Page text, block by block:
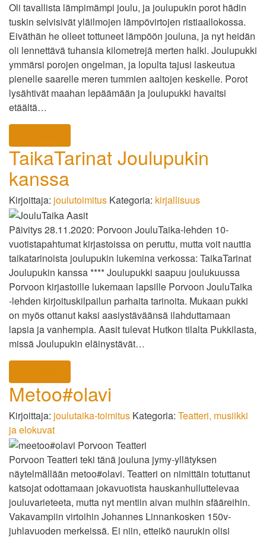
Oli tavallista lämpimämpi joulu, ja joulupukin porot hädin
tuskin selvisivät yläilmojen lämpövirtojen ristiaallokossa.
Eiväthän he olleet tottuneet lämpöön jouluna, ja nyt heidän
oli lennettävä tuhansia kilometrejä merten halki. Joulupukki
ymmärsi porojen ongelman, ja lopulta tajusi laskeutua
pienelle saarelle meren tummien aaltojen keskelle. Porot
lysähtivät maahan lepäämään ja joulupukki havaitsi
etäältä…
TaikaTarinat Joulupukin
kanssa
Kirjoittaja: joulutoimitus Kategoria: kirjallisuus
Päivitys 28.11.2020: Porvoon JouluTaika-lehden 10-
vuotistapahtumat kirjastoissa on peruttu, mutta voit nauttia
taikatarinoista joulupukin lukemina verkossa: TaikaTarinat
Joulupukin kanssa **** Joulupukki saapuu joulukuussa
Porvoon kirjastoille lukemaan lapsille Porvoon JouluTaika
-lehden kirjoituskilpailun parhaita tarinoita. Mukaan pukki
on myös ottanut kaksi aasiystäväänsä ilahduttamaan
lapsia ja vanhempia. Aasit tulevat Hutkon tilalta Pukkilasta,
missä Joulupukin eläinystävät…
Metoo#olavi
Kirjoittaja: joulutaika-toimitus Kategoria: Teatteri, musiikki
ja elokuvat
Porvoon Teatteri teki tänä jouluna jymy-yllätyksen
näytelmällään metoo#olavi. Teatteri on nimittäin totuttanut
katsojat odottamaan jokavuotista hauskanhulluttelevaa
jouluvarieteeta, mutta nyt mentiin aivan muihin sfääreihin.
Vakavampiin virtoihin Johannes Linnankosken 150v-
juhlavuoden merkeissä. Ei niin, etteikö naurukin olisi